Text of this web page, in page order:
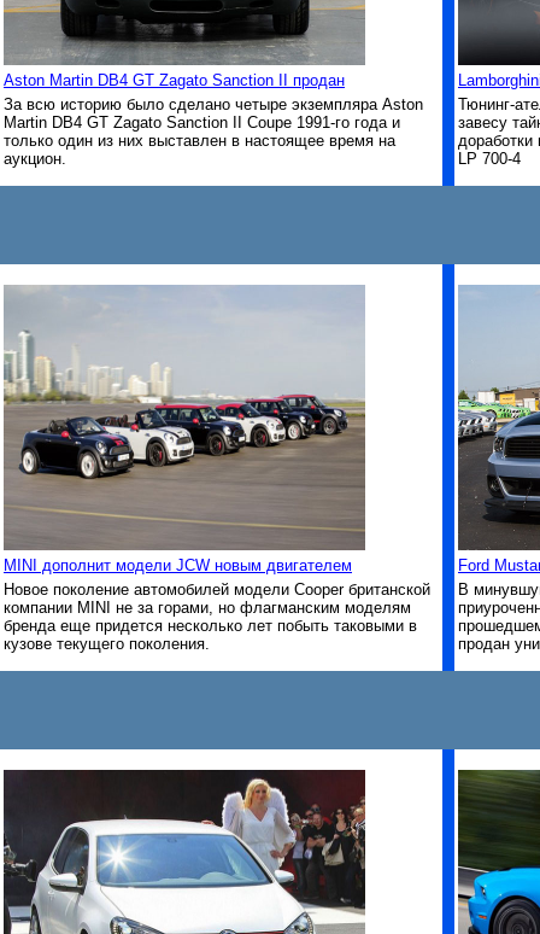
Aston Martin DB4 GT Zagato Sanction II продан
За всю историю было сделано четыре экземпляра Aston
Martin DB4 GT Zagato Sanction II Coupe 1991-го года и
только один из них выставлен в настоящее время на
аукцион.
Тюнинг-
завесу
доработки
LP 700-4
MINI дополнит модели JCW новым двигателем
Новое поколение автомобилей модели Cooper британской
компании MINI не за горами, но флагманским моделям
бренда еще придется несколько лет побыть таковыми в
кузове текущего поколения.
Ford
В
продан